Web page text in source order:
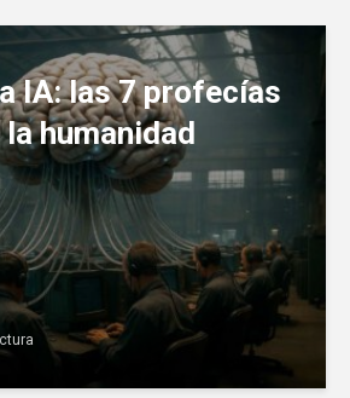
IA: las 7 profecías
humanidad